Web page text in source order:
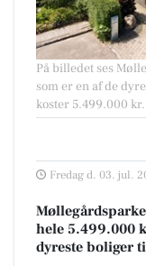
På billedet ses
som er en af de
koster 5.499.000 kr.
Fredag d. 03. jul.
hele 5.499.000
dyreste boliger